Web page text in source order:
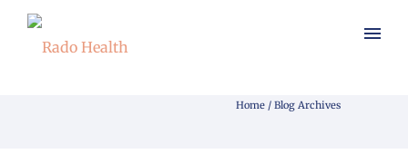
Articles Tagged with: muško
Home / Blog Archives